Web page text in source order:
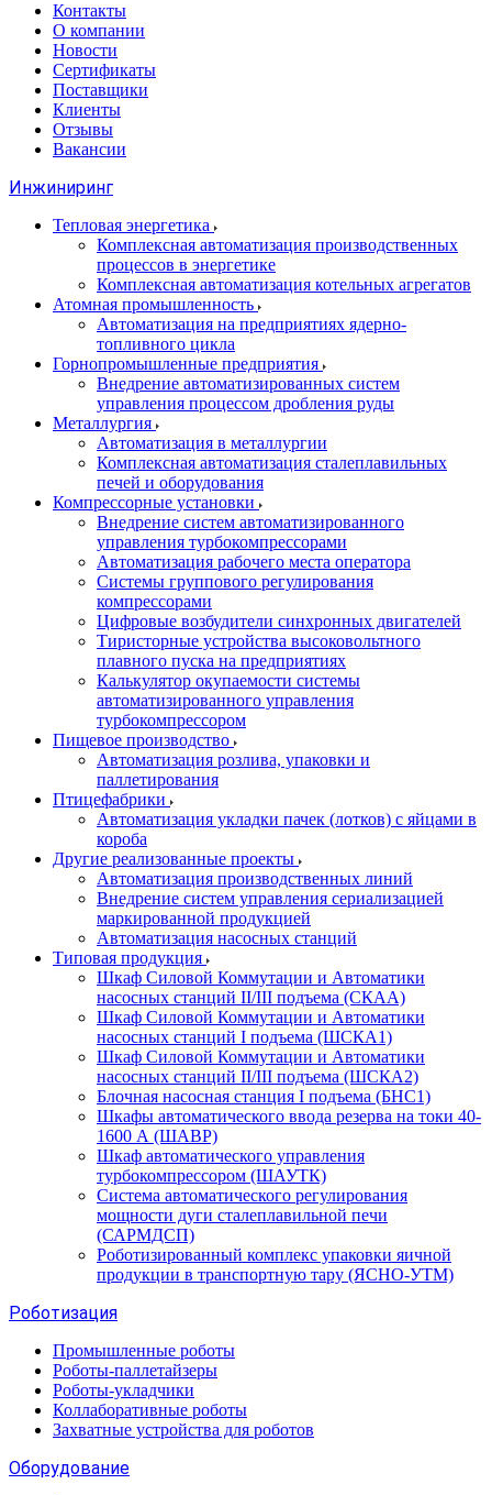
Контакты
О компании
Новости
Сертификаты
Поставщики
Клиенты
Отзывы
Вакансии
Инжиниринг
Тепловая энергетика
Комплексная автоматизация производственных
процессов в энергетике
Комплексная автоматизация котельных агрегатов
Атомная промышленность
Автоматизация на предприятиях ядерно-
топливного цикла
Горнопромышленные предприятия
Внедрение автоматизированных систем
управления процессом дробления руды
Металлургия
Автоматизация в металлургии
Комплексная автоматизация сталеплавильных
печей и оборудования
Компрессорные установки
Внедрение систем автоматизированного
управления турбокомпрессорами
Автоматизация рабочего места оператора
Системы группового регулирования
компрессорами
Цифровые возбудители синхронных двигателей
Тиристорные устройства высоковольтного
плавного пуска на предприятиях
Калькулятор окупаемости системы
автоматизированного управления
турбокомпрессором
Пищевое производство
Автоматизация розлива, упаковки и
паллетирования
Птицефабрики
Автоматизация укладки пачек (лотков) с яйцами в
короба
Другие реализованные проекты
Автоматизация производственных линий
Внедрение систем управления сериализацией
маркированной продукцией
Автоматизация насосных станций
Типовая продукция
Шкаф Силовой Коммутации и Автоматики
насосных станций II/III подъема (СКАА)
Шкаф Силовой Коммутации и Автоматики
насосных станций I подъема (ШСКА1)
Шкаф Силовой Коммутации и Автоматики
насосных станций II/III подъема (ШСКА2)
Блочная насосная станция I подъема (БНС1)
Шкафы автоматического ввода резерва на токи 40-
1600 А (ШАВР)
Шкаф автоматического управления
турбокомпрессором (ШАУТК)
Система автоматического регулирования
мощности дуги сталеплавильной печи
(САРМДСП)
Роботизированный комплекс упаковки яичной
продукции в транспортную тару (ЯСНО-УТМ)
Роботизация
Промышленные роботы
Роботы-паллетайзеры
Роботы-укладчики
Коллаборативные роботы
Захватные устройства для роботов
Оборудование